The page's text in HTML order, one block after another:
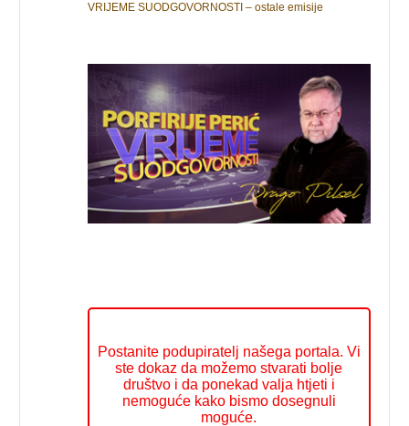
VRIJEME SUODGOVORNOSTI – ostale emisije
Postanite podupiratelj našega portala. Vi
ste dokaz da možemo stvarati bolje
društvo i da ponekad valja htjeti i
nemoguće kako bismo dosegnuli
moguće.